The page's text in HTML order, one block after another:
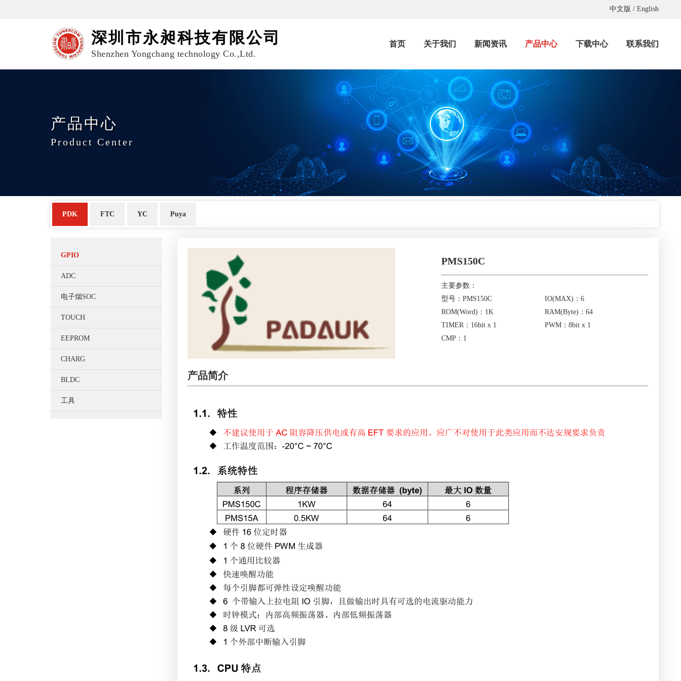
中文版 / English
深圳市永昶科技有限公司
Shenzhen Yongchang technology Co.,Ltd.
首页 关于我们 新闻资讯 产品中心 下载中心 联系我们
产品中心
Product Center
PDK FTC YC Puya
PMS150C
主要参数：
型号：PMS150C
IO(MAX)：6
ROM(Word)：1K
RAM(Byte)：64
TIMER：16bit x 1
PWM：8bit x 1
CMP：1
产品简介
GPIO
ADC
电子烟SOC
TOUCH
EEPROM
CHARG
BLDC
工具